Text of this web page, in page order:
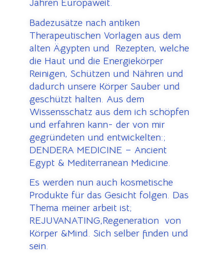
Jahren Europaweit.
Badezusätze nach antiken
Therapeutischen Vorlagen aus dem
alten Ägypten und Rezepten, welche
die Haut und die Energiekörper
Reinigen, Schützen und Nähren und
dadurch unsere Körper Sauber und
geschützt halten. Aus dem
Wissensschatz aus dem ich schöpfen
und erfahren kann- der von mir
gegründeten und entwickelten:;
DENDERA MEDICINE – Ancient
Egypt & Mediterranean Medicine.
Es werden nun auch kosmetische
Produkte für das Gesicht folgen. Das
Thema meiner arbeit ist;
REJUVANATING,Regeneration von
Körper &Mind. Sich selber finden und
sein.